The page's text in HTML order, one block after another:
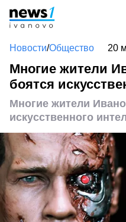
Новости/Общество 20
Многие жители
боятся
Многие жители
искусственного